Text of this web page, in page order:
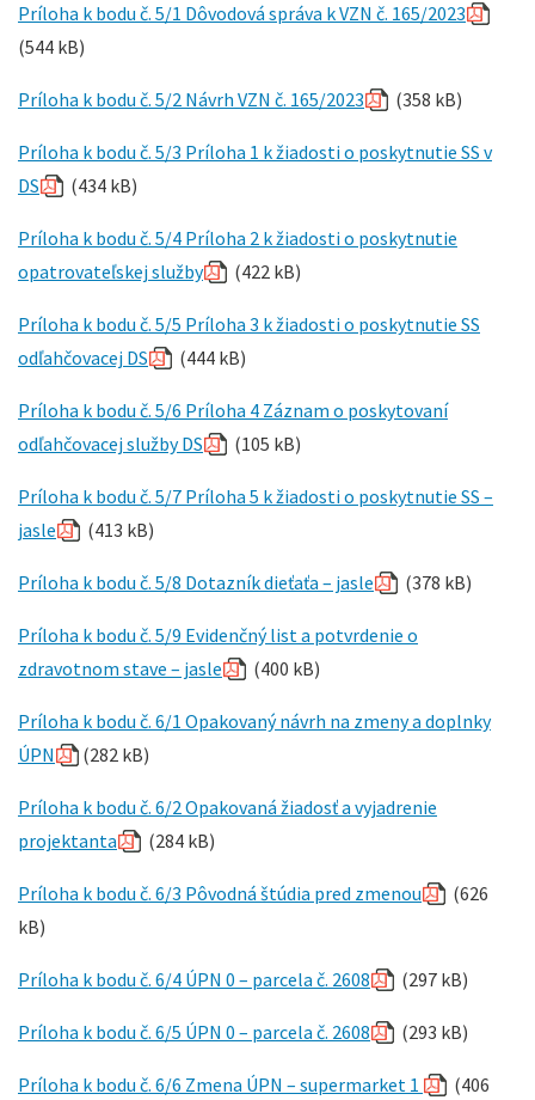
Príloha k bodu č. 5/1 Dôvodová správa k VZN č. 165/2023
(544 kB)
Príloha k bodu č. 5/2 Návrh VZN č. 165/2023 (358 kB)
Príloha k bodu č. 5/3 Príloha 1 k žiadosti o poskytnutie SS v
DS
(434 kB)
Príloha k bodu č. 5/4 Príloha 2 k žiadosti o poskytnutie
opatrovateľskej služby
(422 kB)
Príloha k bodu č. 5/5 Príloha 3 k žiadosti o poskytnutie SS
odľahčovacej DS
(444 kB)
Príloha k bodu č. 5/6 Príloha 4 Záznam o poskytovaní
odľahčovacej služby DS
(105 kB)
Príloha k bodu č. 5/7 Príloha 5 k žiadosti o poskytnutie SS –
jasle
(413 kB)
Príloha k bodu č. 5/8 Dotazník dieťaťa – jasle (378 kB)
Príloha k bodu č. 5/9 Evidenčný list a potvrdenie o
zdravotnom stave – jasle
(400 kB)
Príloha k bodu č. 6/1 Opakovaný návrh na zmeny a doplnky
ÚPN
(282 kB)
Príloha k bodu č. 6/2 Opakovaná žiadosť a vyjadrenie
projektanta
(284 kB)
Príloha k bodu č. 6/3 Pôvodná štúdia pred zmenou
(626
kB)
Príloha k bodu č. 6/4 ÚPN 0 – parcela č. 2608 (297 kB)
Príloha k bodu č. 6/5 ÚPN 0 – parcela č. 2608 (293 kB)
Príloha k bodu č. 6/6 Zmena ÚPN – supermarket 1
(406